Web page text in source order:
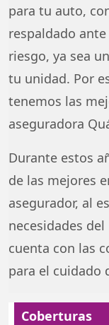
para tu auto,
respaldado
riesgo, ya sea
tu unidad. Por
tenemos las
aseguradora
Durante estos
de las mejores
asegurador, al
necesidades
cuenta con las
para el cuidado
Coberturas